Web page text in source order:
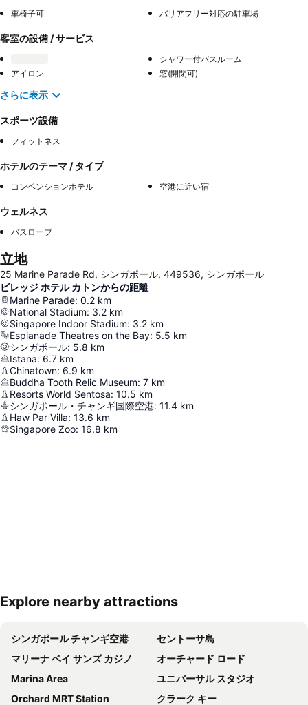
車椅子可 バリアフリー対応の駐車場
客室の設備 / サービス
シャワー付バスルーム
アイロン
窓(開閉可)
さらに表示
スポーツ設備
フィットネス
ホテルのテーマ / タイプ
コンベンションホテル 空港に近い宿
ウェルネス
バスローブ
立地
25 Marine Parade Rd, シンガポール, 449536, シンガポール
ビレッジ ホテル カトンからの距離
Marine Parade: 0.2 km
National Stadium: 3.2 km
Singapore Indoor Stadium: 3.2 km
Esplanade Theatres on the Bay: 5.5 km
シンガポール: 5.8 km
Istana: 6.7 km
Chinatown: 6.9 km
Buddha Tooth Relic Museum: 7 km
Resorts World Sentosa: 10.5 km
シンガポール・チャンギ国際空港: 11.4 km
Haw Par Villa: 13.6 km
Singapore Zoo: 16.8 km
地図を拡大
Explore nearby attractions
シンガポール チャンギ空港
セントーサ島
マリーナ ベイ サンズ カジノ
オーチャード ロード
Marina Area
ユニバーサル スタジオ
Orchard MRT Station
クラーク キー